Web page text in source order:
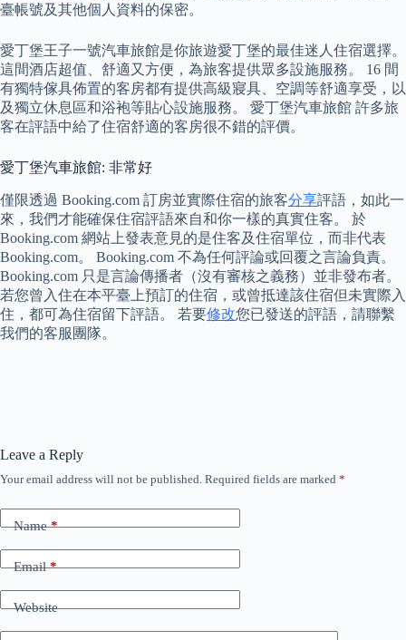
臺帳號及其他個人資料的保密。
愛丁堡王子一號汽車旅館是你旅遊愛丁堡的最佳迷人住宿選擇。
這間酒店超值、舒適又方便，為旅客提供眾多設施服務。 16 間
有獨特傢具佈置的客房都有提供高級寢具、空調等舒適享受，以
及獨立休息區和浴袍等貼心設施服務。 愛丁堡汽車旅館 許多旅
客在評語中給了住宿舒適的客房很不錯的評價。
愛丁堡汽車旅館: 非常好
僅限透過 Booking.com 訂房並實際住宿的旅客分享評語，如此一
來，我們才能確保住宿評語來自和你一樣的真實住客。 於
Booking.com 網站上發表意見的是住客及住宿單位，而非代表
Booking.com。 Booking.com 不為任何評論或回覆之言論負責。
Booking.com 只是言論傳播者（沒有審核之義務）並非發布者。
若您曾入住在本平臺上預訂的住宿，或曾抵達該住宿但未實際入
住，都可為住宿留下評語。 若要修改您已發送的評語，請聯繫
我們的客服團隊。
Leave a Reply
Your email address will not be published. Required fields are marked *
Name*
Email*
Website